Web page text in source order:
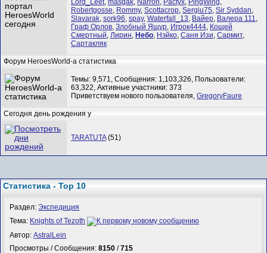
Lord_Leet, masgak, Narron, Pactyx, PingWing,
Robertgosse, Rommy, Scottacrop, Sergiu75, Sir Syddan,
Slavarak, sork96, spay, Waterfall_13, Вайер, Валера 111,
Граф Орлов, Злобный Ящур, Игрок4444, Кощей
Смертный, Лирин, Небо, Нэйко, Саня Изи, Сармит,
Сартакляк
Форум HeroesWorld-а статистика
Темы: 9,571, Сообщения: 1,103,326, Пользователи:
63,322, Активные участники: 373
Приветствуем нового пользователя, GregoryFaure
Сегодня день рождения у
TARATUTA (51)
Статистика - Top 10
Раздел:Экспедиция
Тема: Knights of Tezoth
Автор:AstralLein
Просмотры / Сообщения:8150 /715